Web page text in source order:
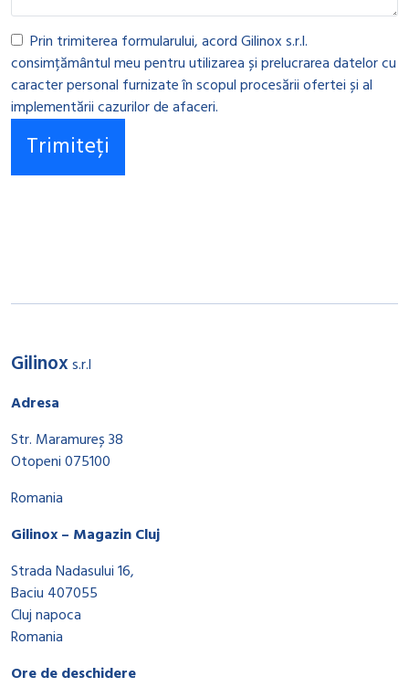
Prin trimiterea formularului, acord Gilinox s.r.l.
consimțământul meu pentru utilizarea și prelucrarea datelor cu
caracter personal furnizate în scopul procesării ofertei și al
implementării cazurilor de afaceri.
Gilinoxs.r.l
Adresa
Str. Maramureș 38
Otopeni 075100
Romania
Gilinox – Magazin Cluj
Strada Nadasului 16,
Baciu 407055
Cluj napoca
Romania
Ore de deschidere